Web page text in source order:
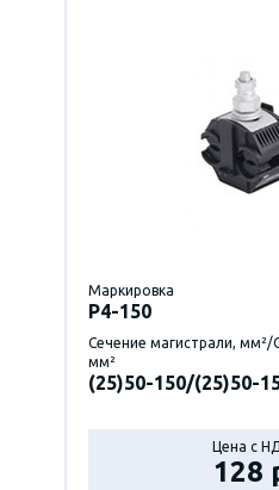
Маркировка
P4-150
Сечение магистрали, мм²/
мм²
(25)50-150/(25)50-
Цена с
128